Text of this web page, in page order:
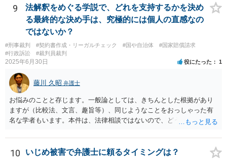
す。
9
法解釈をめぐる学説で、どれを支持するかを決め
る最終的な決め手は、究極的には個人の直感なの
ではないか？
#刑事裁判 #契約書作成・リーガルチェック #国や自治体
#国家賠償請求
#行政訴訟
#裁判員裁判
2025年6月30日 役にたった 1
藤川 久昭 弁護士
お悩みのことと存じます。一般論としては、きちんとした根拠があり
ますが（比較法、文言、趣旨等）、同じようなことをおっしゃった有
名な学者もいます。本件は、法律相談ではないので、どうしてもお知
ではなく直接教授をうけるのが良いと思われます。
10 いじめ被害で弁護士に頼るタイミングは？